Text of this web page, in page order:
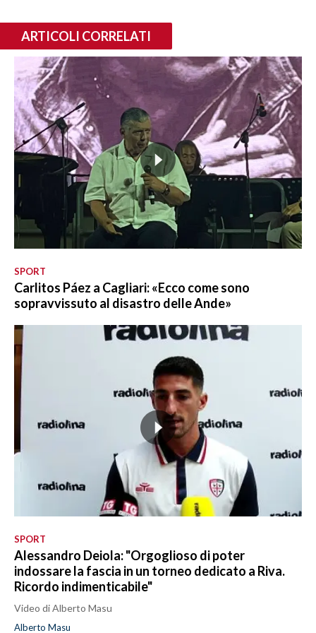
ARTICOLI CORRELATI
SPORT
Carlitos Páez a Cagliari: «Ecco come sono
sopravvissuto al disastro delle Ande»
SPORT
Alessandro Deiola: "Orgoglioso di poter
indossare la fascia in un torneo dedicato a Riva.
Ricordo indimenticabile"
Video di Alberto Masu
Alberto Masu